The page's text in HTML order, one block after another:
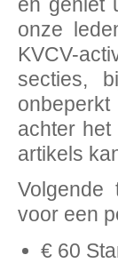
onze
KVCV-
secties,
achter
artikels
Volgende
voor een
€ 60